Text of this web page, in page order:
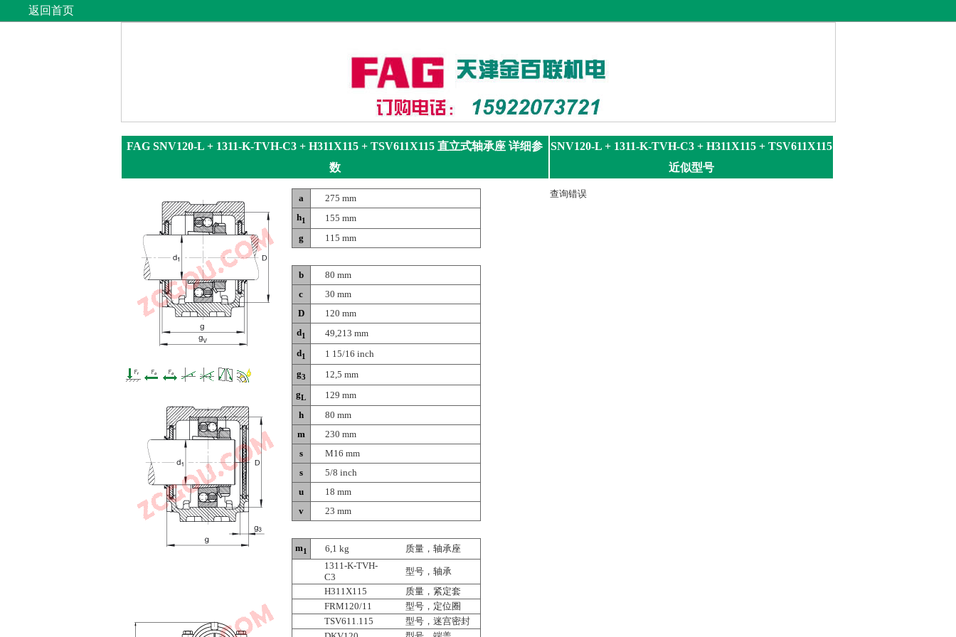
返回首页
FAG SNV120-L + 1311-K-TVH-C3 + H311X115 + TSV611X115 直立式轴承座 详细参
数
a
275 mm
h1
155 mm
g
115 mm
b
80 mm
c
30 mm
D
120 mm
d1
49,213 mm
d1
1 15/16 inch
g3
12,5 mm
gL
129 mm
h
80 mm
m
230 mm
s
M16 mm
s
5/8 inch
u
18 mm
v
23 mm
m1 6,1 kg
质量，轴承座
1311-K-TVH-
C3
型号，轴承
H311X115
质量，紧定套
FRM120/11
型号，定位圈
TSV611.115
型号，迷宫密封
SNV120-L + 1311-K-TVH-C3 + H311X115 + TSV611X115
近似型号
查询错误